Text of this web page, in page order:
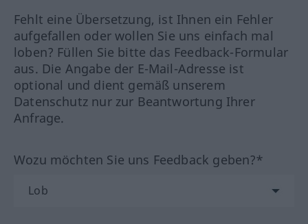
Fehlt eine Übersetzung, ist Ihnen ein Fehler
aufgefallen oder wollen Sie uns einfach mal
loben? Füllen Sie bitte das Feedback-Formular
aus. Die Angabe der E-Mail-Adresse ist
optional und dient gemäß unserem
Datenschutz nur zur Beantwortung Ihrer
Anfrage.
Wozu möchten Sie uns Feedback geben?*